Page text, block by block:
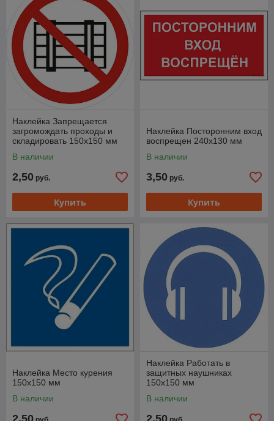
Наклейка Запрещается
загромождать проходы и
складировать 150х150 мм
В наличии
2,50 руб.
Купить
Наклейка Посторонним вход
воспрещен 240х130 мм
В наличии
3,50 руб.
Купить
Наклейка Место курения
150х150 мм
В наличии
2,50
Наклейка Работать в
защитных наушниках
150х150 мм
В наличии
2,50